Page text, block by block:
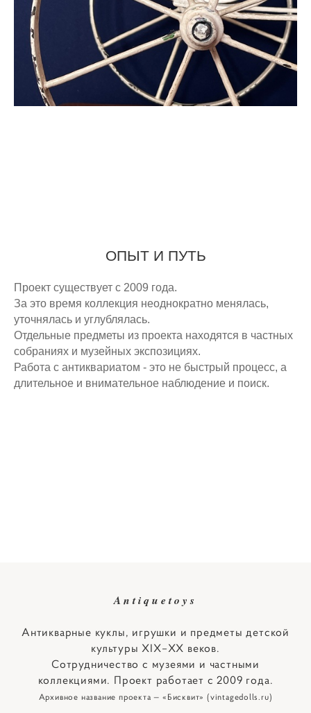
ОПЫТ И ПУТЬ
Проект существует с 2009 года.
За это время коллекция неоднократно менялась,
уточнялась и углублялась.
Отдельные предметы из проекта находятся в частных
собраниях и музейных экспозициях.
Работа с антиквариатом - это не быстрый процесс, а
длительное и внимательное наблюдение и поиск.
Antiquetoys
Антикварные куклы, игрушки и предметы детской
культуры XIX–XX веков.
Сотрудничество с музеями и частными
коллекциями. Проект работает с 2009 года.
Архивное название проекта — «Бисквит» (vintagedolls.ru)